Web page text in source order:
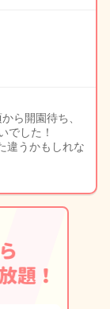
ら開園待ち、
でした！
違うかもしれな